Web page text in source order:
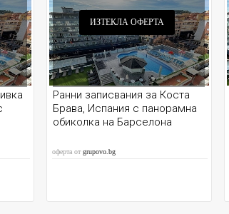
ИЗТЕКЛА ОФЕРТА
Ранни записвания за Коста
Брава, Испания с панорамна
обиколка на Барселона
оферта от grupovo.bg